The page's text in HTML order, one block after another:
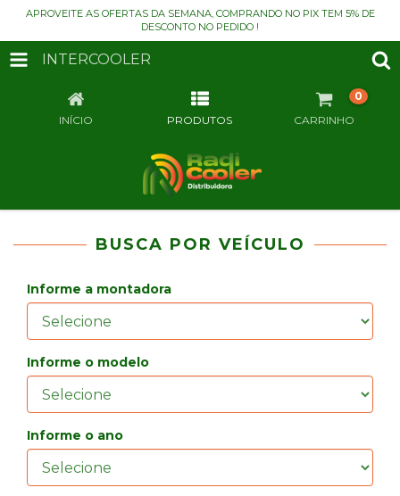
APROVEITE AS OFERTAS DA SEMANA, COMPRANDO NO PIX TEM 5% DE
DESCONTO NO PEDIDO !
INTERCOOLER
INÍCIO PRODUTOS CARRINHO
0
BUSCA POR VEÍCULO
Informe a montadora
Informe o modelo
Informe o ano